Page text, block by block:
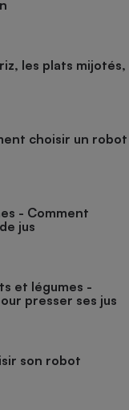
les plats mijotés,
choisir un robot
- Comment
jus
et légumes -
presser ses jus
son robot